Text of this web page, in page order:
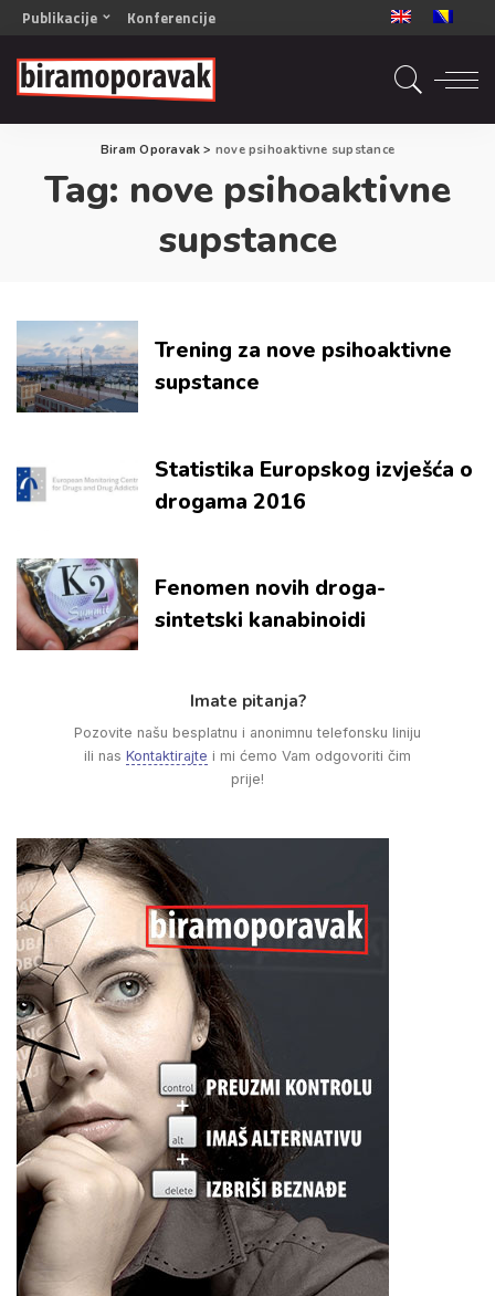
Publikacije
OPORAVAK- Naš zajednički cilj BiH/CG
OPORAVAK- Naš zajednički cilj SRB
RECOVERY- Our common goal ENG
OPORAVAK- Naš zajednički cilj 2
Mala knjiga vještina
Radna sveska za oporavak
Konferencije
Biram Oporavak > nove psihoaktivne supstance
Tag: nove psihoaktivne
supstance
Trening za nove psihoaktivne
supstance
Statistika Europskog izvješća o
drogama 2016
Fenomen novih droga-
sintetski kanabinoidi
Imate pitanja?
Pozovite našu besplatnu i anonimnu telefonsku liniju
ili nas Kontaktirajte i mi ćemo Vam odgovoriti čim
prije!